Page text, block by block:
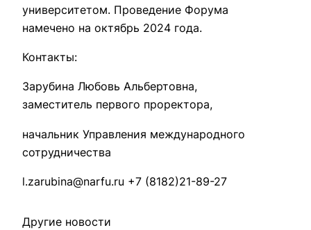
университетом. Проведение Форума
намечено на октябрь 2024 года.
Контакты:
Зарубина Любовь Альбертовна,
заместитель первого проректора,
начальник Управления международного
сотрудничества
l.zarubina@narfu.ru +7 (8182)21-89-27
Другие новости